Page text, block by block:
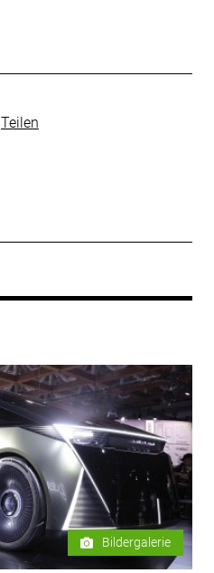
Teilen
Bildergalerie